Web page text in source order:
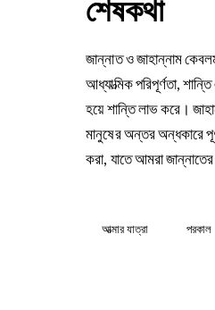
শেষকথা
জান্নাত ও জাহান্নাম
আধ্যাত্মিক পরিপূর্ণতা,
হয়ে শান্তি লাভ করে।
মানুষের অন্তর অন্ধকারে
করা, যাতে আমরা
আত্মার যাত্রা পরকাল